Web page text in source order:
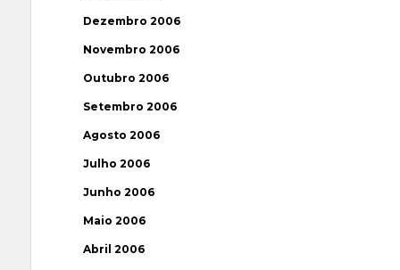
Dezembro 2006
Novembro 2006
Outubro 2006
Setembro 2006
Agosto 2006
Julho 2006
Junho 2006
Maio 2006
Abril 2006